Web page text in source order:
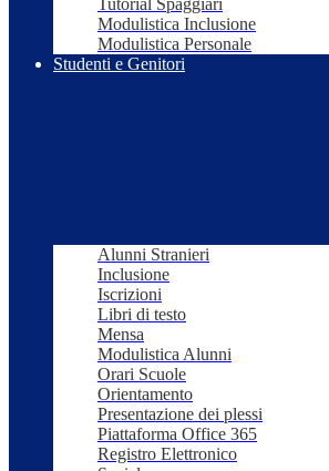
Tutorial Spaggiari
Modulistica Inclusione
Modulistica Personale
Studenti e Genitori
Alunni Stranieri
Inclusione
Iscrizioni
Libri di testo
Mensa
Modulistica Alunni
Orari Scuole
Orientamento
Presentazione dei plessi
Piattaforma Office 365
Registro Elettronico